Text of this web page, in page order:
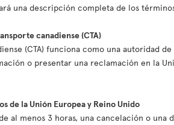
una descripción completa de los
canadiense (CTA)
(CTA) funciona como una autoridad
o presentar una reclamación en la
de la Unión Europea y Reino Unido
al menos 3 horas, una cancelación o